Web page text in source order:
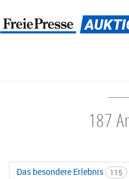
187
Das besondere Erlebnis 115